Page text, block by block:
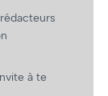
à te